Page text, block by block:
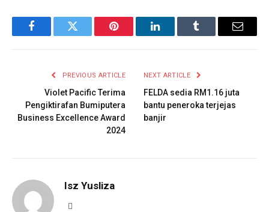
FacebookTwitter Pinterest LinkedInTumblr Email
PREVIOUS ARTICLE
Violet Pacific Terima
Pengiktirafan Bumiputera
Business Excellence Award
2024
NEXT ARTICLE
FELDA sedia RM1.16 juta
bantu peneroka terjejas
banjir
Isz Yusliza